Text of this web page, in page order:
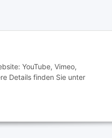
YouTube, Vimeo,
Details finden Sie unter